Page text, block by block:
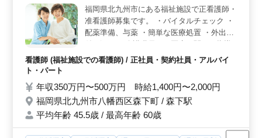
や夜勤を避けたい方にも最適な環境です。安心して通勤
し、業務に集中していただけるよう、無料駐車場も完備
しています。また、夜勤がないため、プライベートの時
間を大切にしながら、充実したキャリアを築いていくこ
とができます。 ＜60歳以上も活躍中＞ 年齢に関係
なく、経験とスキルを活かして活躍できる場を提供して
います。特別養護老人ホームでの看護師として、地域の
方々に愛される存在として、共に成長できます。皆様の
ご応募をお待ちしております。
福岡県北九州市にある福祉施設で正看護師・
准看護師募集です。 ・バイタルチェック ・
配薬準備、与薬 ・簡単な医療処置 ・外出の
・食事、排泄補助 ・入浴の介助 ・ベッドメ
優遇いたします ○40代以上看護師業務でお探
しの方お問い合わせください ご応募お待ち
しております！！
看護師 (福祉施設での看護師) / 正社員・契約社員・アルバイ
ト・パート
年収350万円〜500万円 時給1,400円〜2,000円
福岡県北九州市八幡西区森下町 / 森下駅
平均年齢 45.5歳 / 最高年齢 60歳